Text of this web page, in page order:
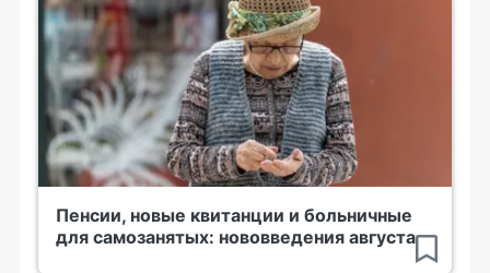
Пенсии, новые квитанции и больничные
для самозанятых: нововведения августа